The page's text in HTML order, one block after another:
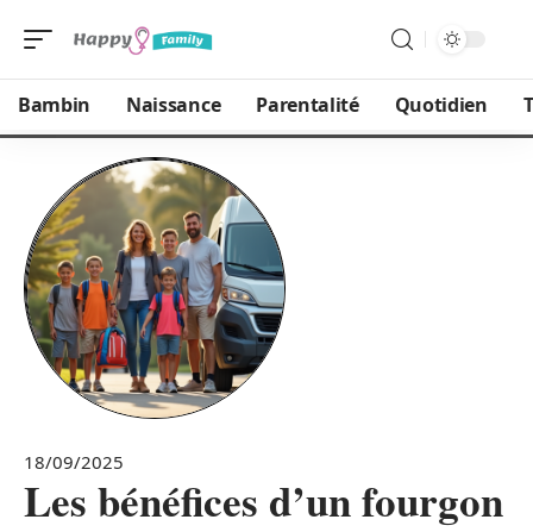
Bambin Naissance Parentalité Quotidien
18/09/2025
Les bénéfices d’un fourgon